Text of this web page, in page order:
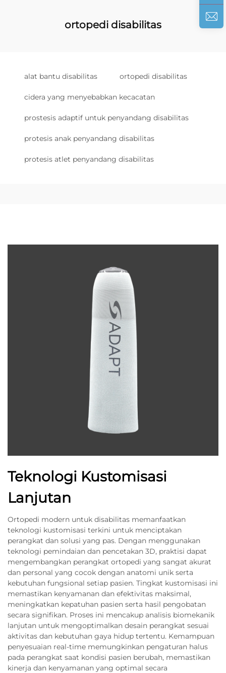
ortopedi disabilitas
alat bantu disabilitas ortopedi disabilitas
cidera yang menyebabkan kecacatan
prostesis adaptif untuk penyandang disabilitas
protesis anak penyandang disabilitas
protesis atlet penyandang disabilitas
Teknologi Kustomisasi
Lanjutan
Ortopedi modern untuk disabilitas memanfaatkan
teknologi kustomisasi terkini untuk menciptakan
perangkat dan solusi yang pas. Dengan menggunakan
teknologi pemindaian dan pencetakan 3D, praktisi dapat
mengembangkan perangkat ortopedi yang sangat akurat
dan personal yang cocok dengan anatomi unik serta
kebutuhan fungsional setiap pasien. Tingkat kustomisasi ini
memastikan kenyamanan dan efektivitas maksimal,
meningkatkan kepatuhan pasien serta hasil pengobatan
secara signifikan. Proses ini mencakup analisis biomekanik
lanjutan untuk mengoptimalkan desain perangkat sesuai
aktivitas dan kebutuhan gaya hidup tertentu. Kemampuan
penyesuaian real-time memungkinkan pengaturan halus
pada perangkat saat kondisi pasien berubah, memastikan
kinerja dan kenyamanan yang optimal secara